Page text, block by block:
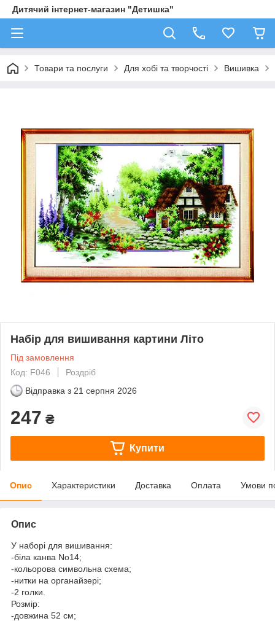
Дитячий інтернет-магазин "Детишка"
Товари та послуги Для хобі та творчості Вишивка
Набір для вишивання картини Літо
Під замовлення
Код: F046
Роздріб
Відправка з 21 серпня 2026
247 ₴
Купити
Опис Характеристики Доставка Оплата Умови
Опис
У наборі для вишивання:
-біла канва No14;
-кольорова символьна схема;
-нитки на органайзері;
-2 голки.
Розмір:
-довжина 52 см;